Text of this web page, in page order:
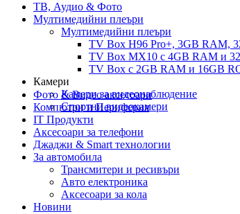
ТВ, Аудио & Фото
Мултимедийни плеъри
Мултимедийни плеъри
TV Box H96 Pro+, 3GB RAM,
TV Box MX10 с 4GB RAM и
TV Box с 2GB RAM и 16GВ
Камери
Камери за видеонаблюдение
Спортни видеокамери
Фото & Видео аксесоари
Компютри и Периферия
IT Продукти
Аксесоари за телефони
Джаджи & Smart технологии
За автомобила
Трансмитери и ресивъри
Авто електроника
Аксесоари за кола
Новини